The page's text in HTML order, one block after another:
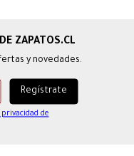
y novedades.
de